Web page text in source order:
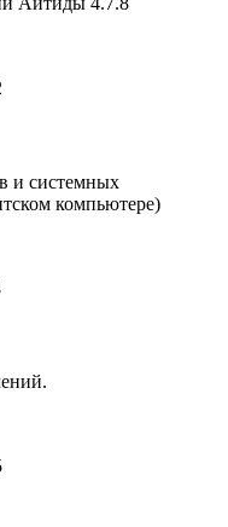
и системных
компьютере)